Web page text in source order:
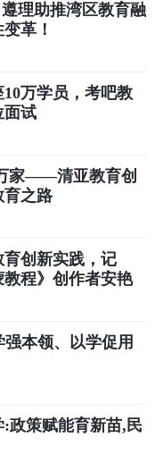
理助推湾区教育融
革！
10万学员，考吧教
面试
家——清亚教育创
育之路
创新实践，记
教程》创作者安艳
本领、以学促用
政策赋能育新苗,民